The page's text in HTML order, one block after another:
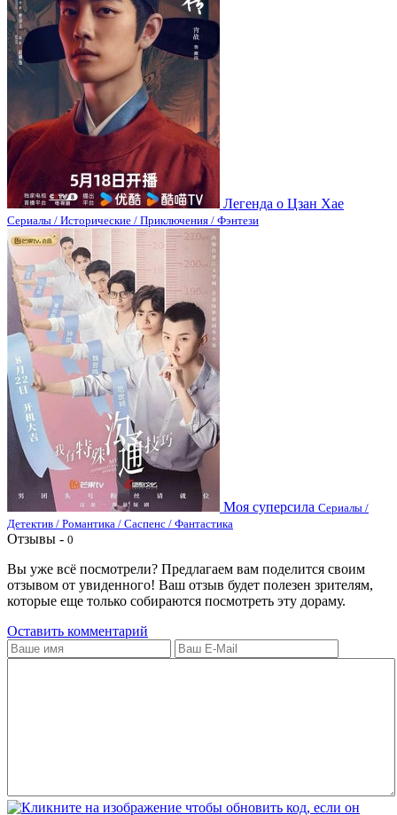
Легенда о Цзан Хае
Сериалы / Исторические / Приключения / Фэнтези
Моя суперсила Сериалы /
Детектив / Романтика / Саспенс / Фантастика
Отзывы - 0
Вы уже всё посмотрели? Предлагаем вам поделится своим
отзывом от увиденного! Ваш отзыв будет полезен зрителям,
которые еще только собираются посмотреть эту дораму.
Оставить комментарий